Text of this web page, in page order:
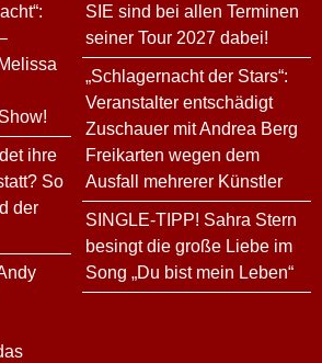
ihre
So
der
SIE sind bei allen Terminen
seiner Tour 2027 dabei!
„Schlagernacht der Stars“:
Veranstalter entschädigt
Zuschauer mit Andrea Berg
Freikarten wegen dem
Ausfall mehrerer Künstler
SINGLE-TIPP! Sahra Stern
besingt die große Liebe im
Song „Du bist mein Leben“